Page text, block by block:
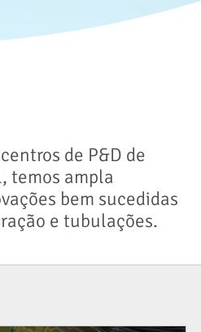
de P&D de
temos ampla
bem sucedidas
e tubulações.